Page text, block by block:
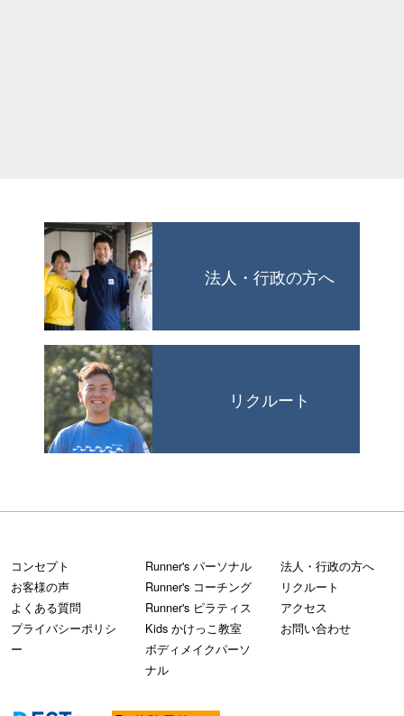
法人・行政の方へ
リクルート
コンセプト
お客様の声
よくある質問
プライバシーポリシ
ー
Runner's パーソナル
Runner's コーチング
Runner's ピラティス
Kids かけっこ教室
ボディメイクパーソ
ナル
法人・行政の方へ
リクルート
アクセス
お問い合わせ